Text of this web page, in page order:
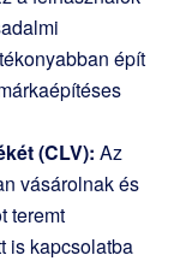
épít
(CLV): Az
vásárolnak és
teremt
is kapcsolatba